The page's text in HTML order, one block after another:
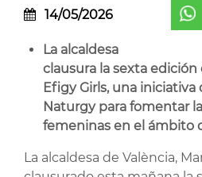
14/05/2026
La alcaldesa
clausura la sexta
Efigy Girls, una iniciativa
Naturgy para fomentar
femeninas en el ámbito
La alcaldesa de València,